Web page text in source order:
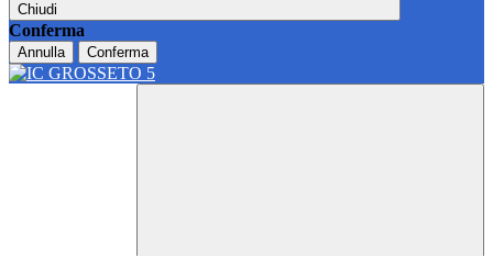
Chiudi
Conferma
Annulla Conferma